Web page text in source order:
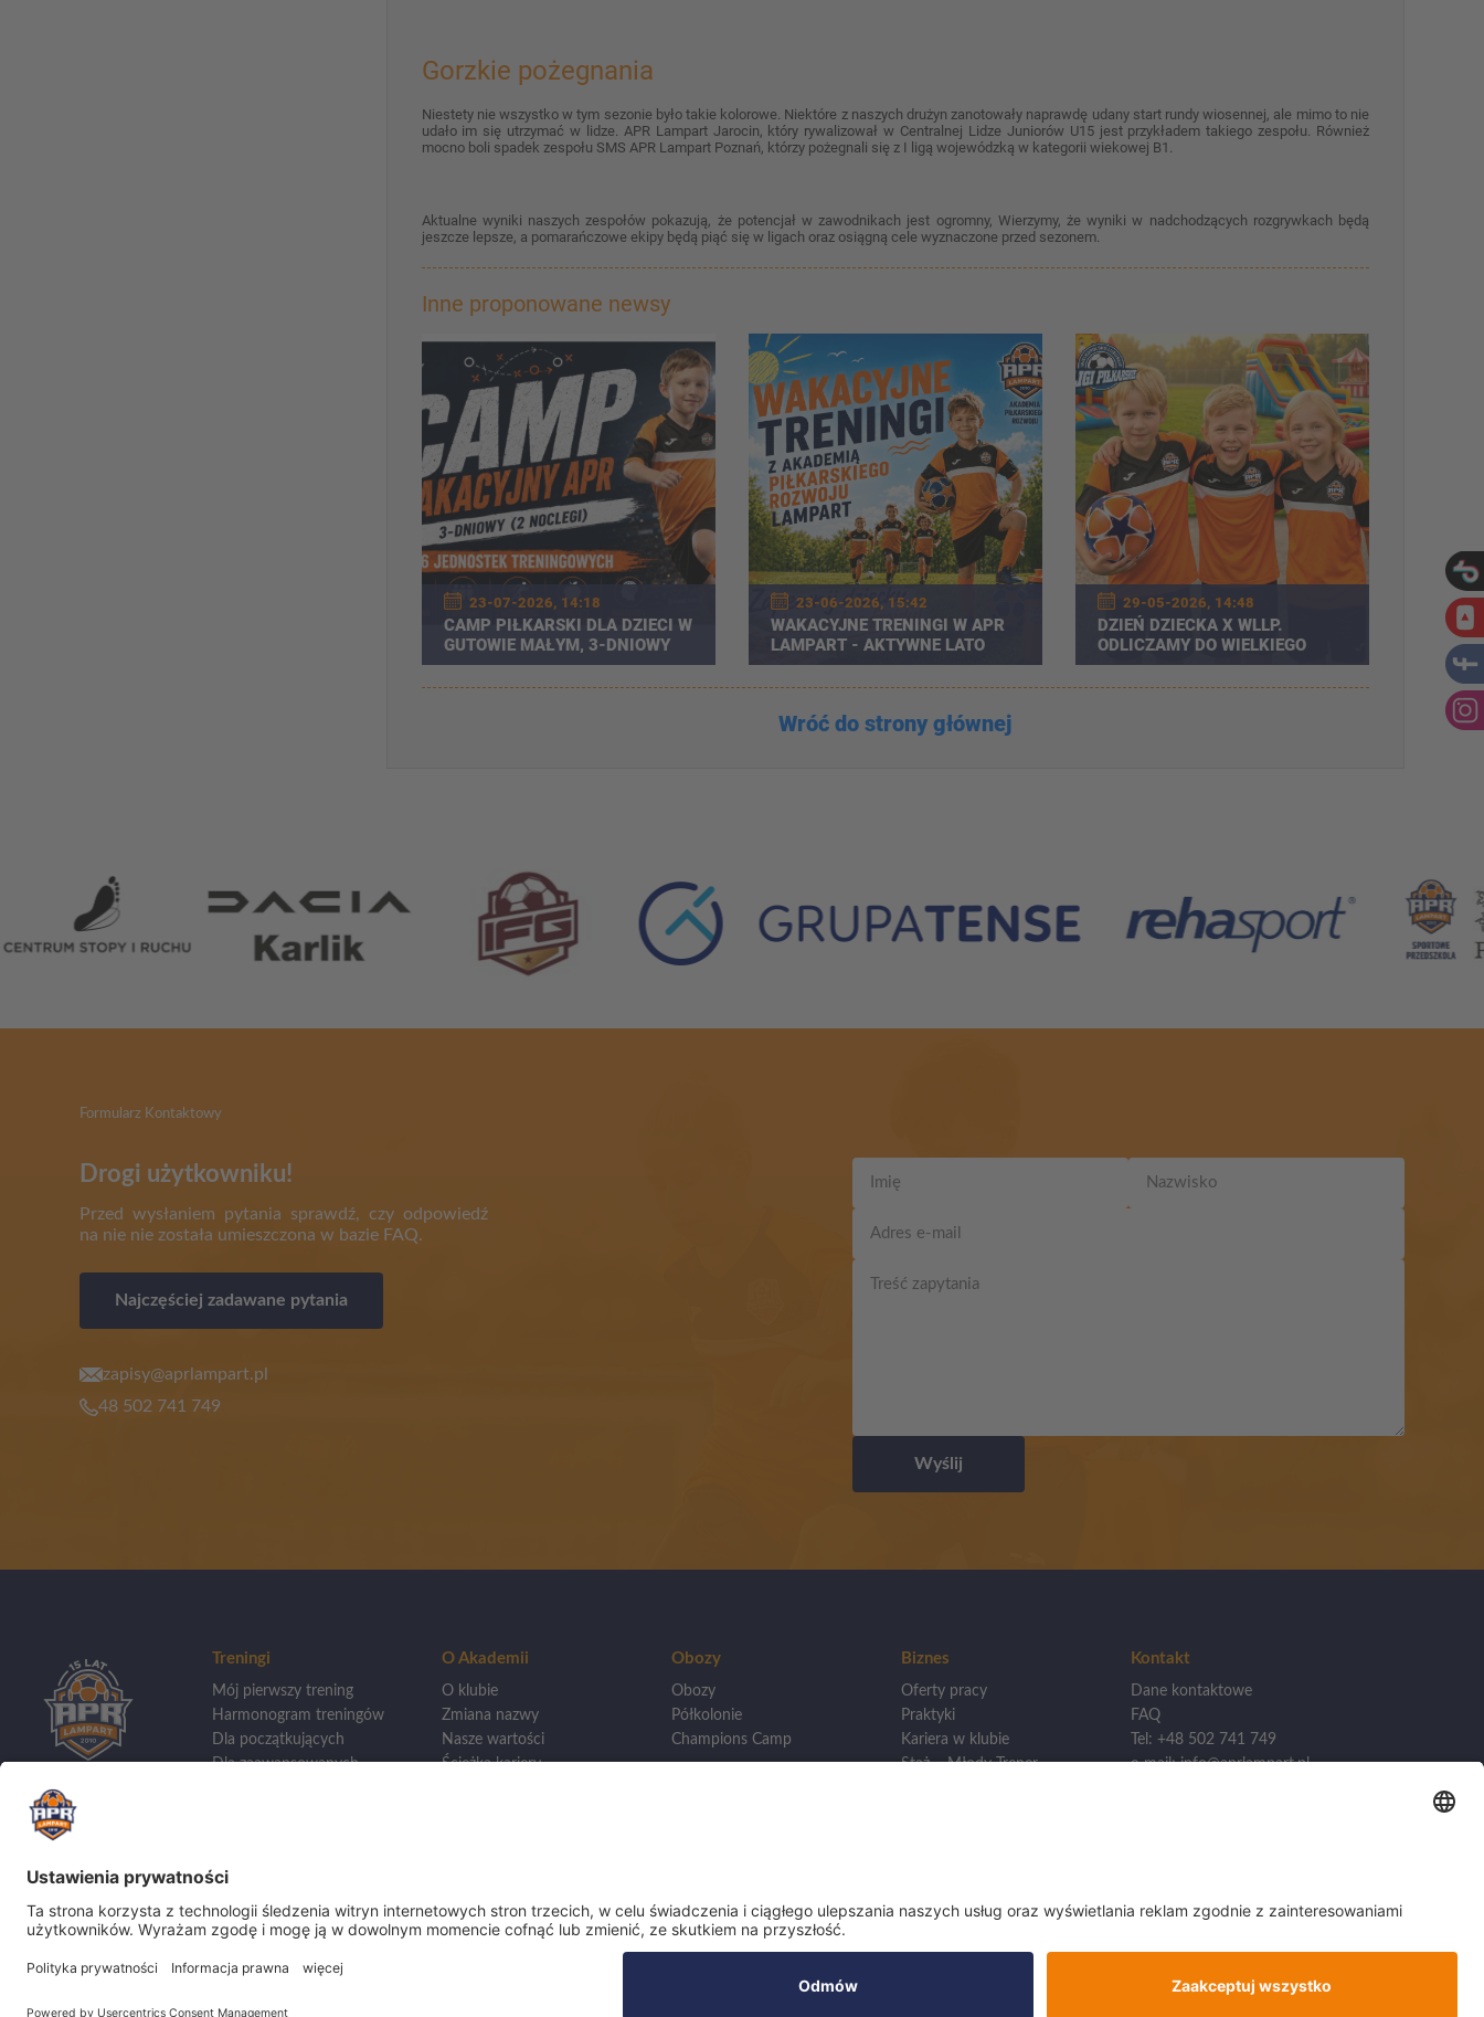
Gorzkie pożegnania
Niestety nie wszystko w tym sezonie było takie kolorowe. Niektóre z naszych drużyn zanotowały naprawdę udany start rundy wiosennej, ale mimo to nie
udało im się utrzymać w lidze. APR Lampart Jarocin, który rywalizował w Centralnej Lidze Juniorów U15 jest przykładem takiego zespołu. Również
mocno boli spadek zespołu SMS APR Lampart Poznań, którzy pożegnali się z I ligą wojewódzką w kategorii wiekowej B1.
Aktualne wyniki naszych zespołów pokazują, że potencjał w zawodnikach jest ogromny, Wierzymy, że wyniki w nadchodzących rozgrywkach będą
jeszcze lepsze, a pomarańczowe ekipy będą piąć się w ligach oraz osiągną cele wyznaczone przed sezonem.
Inne proponowane newsy
23-07-2026, 14:18
CAMP PIŁKARSKI DLA DZIECI W
GUTOWIE MAŁYM, 3-DNIOWY
OBÓZ
23-06-2026, 15:42
WAKACYJNE TRENINGI W APR
LAMPART - AKTYWNE LATO
PEŁNE PIŁKARSKICH ATRAKCJI
29-05-2026, 14:48
DZIEŃ DZIECKA X WLLP.
ODLICZAMY DO WIELKIEGO
ŚWIĘTA!
Wróć do strony głównej
Formularz Kontaktowy
Drogi użytkowniku!
Przed wysłaniem pytania sprawdź, czy odpowiedź
na nie nie została umieszczona w bazie FAQ.
Najczęściej zadawane pytania
zapisy@aprlampart.pl
48 502 741 749
Wyślij
Treningi
Mój pierwszy trening
Harmonogram treningów
Dla początkujących
Dla zaawansowanych
O Akademii
O klubie
Zmiana nazwy
Nasze wartości
Ścieżka kariery
Turnieje i ligi
Sukcesy
Obozy
Obozy
Półkolonie
Champions Camp
Biznes
Oferty pracy
Praktyki
Kariera w klubie
Staż – Młody Trener
Kontakt
Dane kontaktowe
FAQ
Tel: +48 502 741 749
e-mail: info@aprlampart.pl